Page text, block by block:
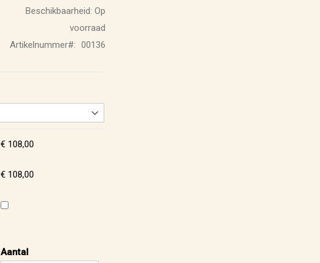
Beschikbaarheid: Op
voorraad
Artikelnummer
00136
€ 108,00
€ 108,00
Aantal